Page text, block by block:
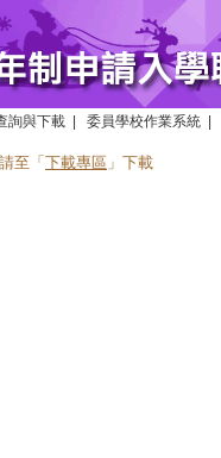
詢與下載 委員學校作業系統
至「 下載專區 」下載